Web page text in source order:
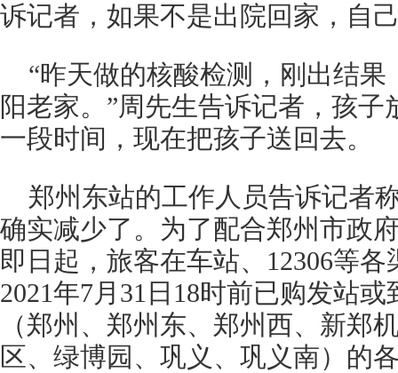
诉记者，如果不是出院回家，自
“昨天做的核酸检测，刚出结
阳老家。”周先生告诉记者，孩
一段时间，现在把孩子送回去。
郑州东站的工作人员告诉记者
确实减少了。为了配合郑州市政
即日起，旅客在车站、12306等
2021年7月31日18时前已购发站
（郑州、郑州东、郑州西、新郑
区、绿博园、巩义、巩义南）的